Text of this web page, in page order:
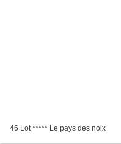
46 Lot ***** Le pays des noix